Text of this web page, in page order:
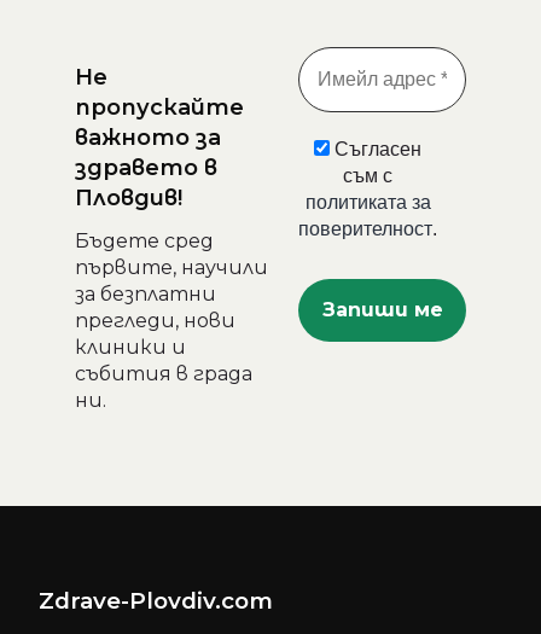
Не
пропускайте
важното за
здравето в
Пловдив!
Бъдете сред
първите, научили
за безплатни
прегледи, нови
клиники и
събития в града
ни.
Съгласен
съм с
политиката за
поверителност.
Zdrave-Plovdiv.com